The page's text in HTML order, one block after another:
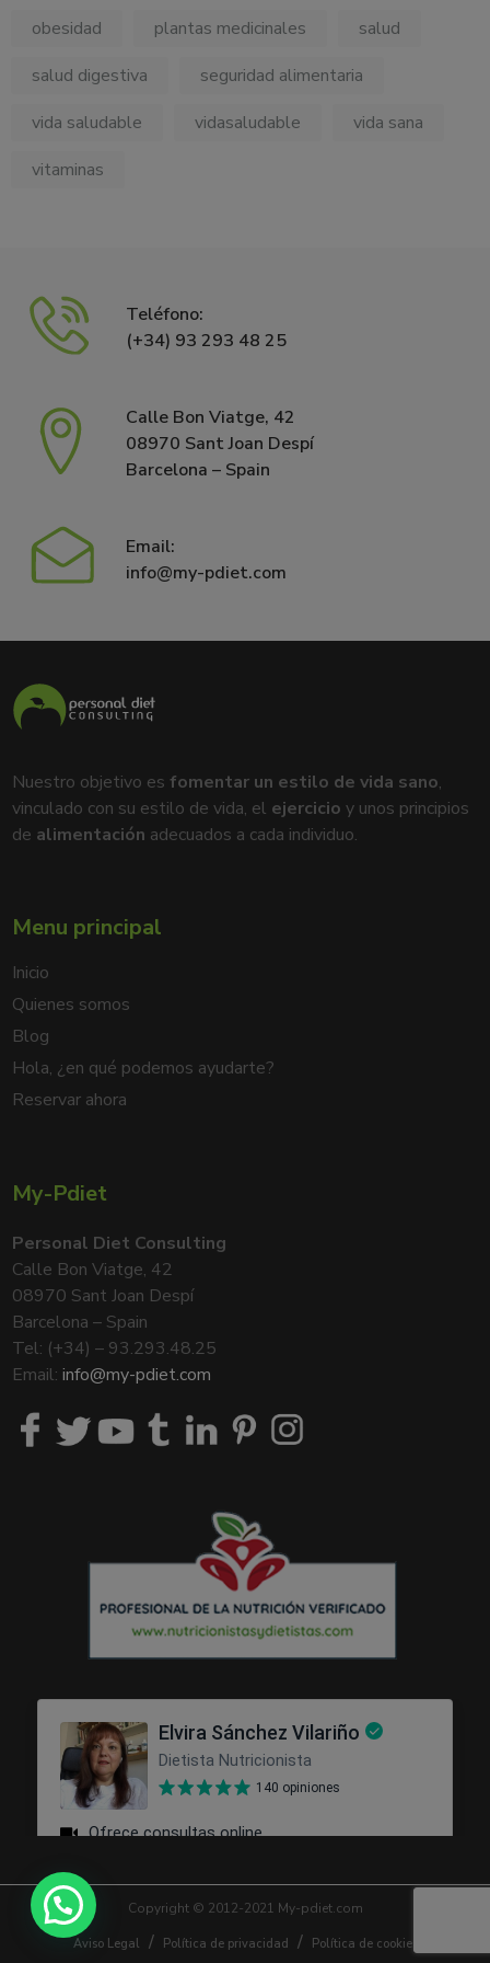
obesidad
plantas medicinales
salud
salud digestiva
seguridad alimentaria
vida saludable
vidasaludable
vida sana
vitaminas
Teléfono:
(+34) 93 293 48 25
Calle Bon Viatge, 42
08970 Sant Joan Despí
Barcelona – Spain
Email:
info@my-pdiet.com
Nuestro objetivo esfomentar un estilo de vida sano,
vinculado con su estilo de vida, el ejercicio y unos principios
de alimentación adecuados a cada individuo.
Menu principal
Inicio
Quienes somos
Blog
Hola, ¿en qué podemos ayudarte?
Reservar ahora
My-Pdiet
Personal Diet Consulting
Calle Bon Viatge, 42
08970 Sant Joan Despí
Barcelona – Spain
Tel: (+34) – 93.293.48.25
Email:info@my-pdiet.com
Copyright © 2012-2021 My-pdiet.com
Aviso Legal Política de privacidad Política de cookies